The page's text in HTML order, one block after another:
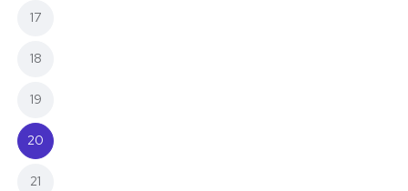
17
18
19
20 (current)
21